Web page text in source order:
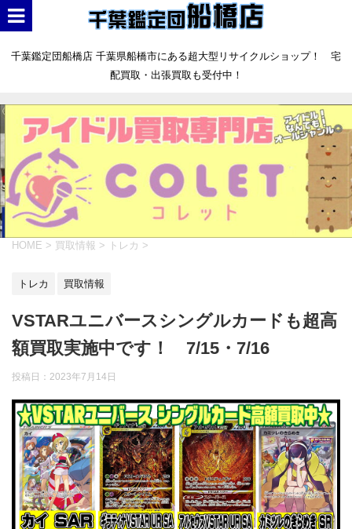
千葉鑑定団船橋店 千葉県船橋市にある超大型リサイクルショップ！ 宅
配買取・出張買取も受付中！
HOME > 買取情報 > トレカ >
トレカ 買取情報
VSTARユニバースシングルカードも超高
額買取実施中です！ 7/15・7/16
投稿日： 2023年7月14日